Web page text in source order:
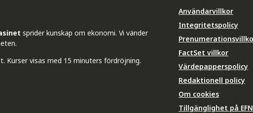
sprider kunskap om ekonomi. Vi vänder
Kurser visas med 15 minuters fördröjning.
Användarvillkor
Integritetspolicy
FactSet villkor
Värdepapperspolicy
Redaktionell policy
Om cookies
Tillgänglighet på EFN